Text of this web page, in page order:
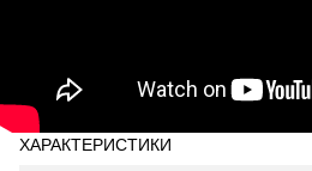
ХАРАКТЕРИСТИКИ